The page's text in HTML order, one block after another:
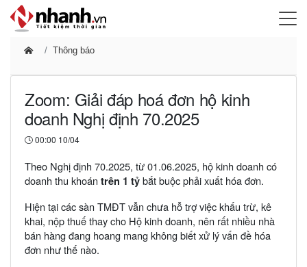
Thông báo
Zoom: Giải đáp hoá đơn hộ kinh
doanh Nghị định 70.2025
00:00 10/04
Theo Nghị định 70.2025, từ 01.06.2025, hộ kinh doanh có
doanh thu khoán trên 1 tỷ bắt buộc phải xuất hóa đơn.
Hiện tại các sàn TMĐT vẫn chưa hỗ trợ việc khấu trừ, kê
khai, nộp thuế thay cho Hộ kinh doanh, nên rất nhiều nhà
bán hàng đang hoang mang không biết xử lý vấn đề hóa
đơn như thế nào.